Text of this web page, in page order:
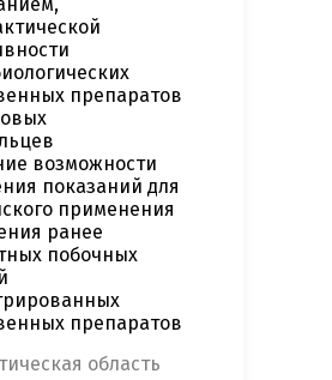
препаратов
возможности
показаний для
применения
ранее
побочных
препаратов
область